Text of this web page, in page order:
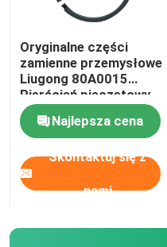
Oryginalne części
zamienne przemysłowe
Liugong 80A0015
Pierścień pieczętowy
ładowarki kołowej
Najlepsza cena
Skontaktuj się z
nami